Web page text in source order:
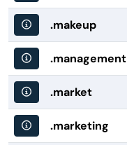
.makeup
.management
.market
.marketing